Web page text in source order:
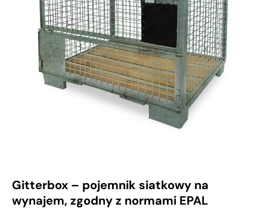
Gitterbox – pojemnik siatkowy na
wynajem, zgodny z normami EPAL